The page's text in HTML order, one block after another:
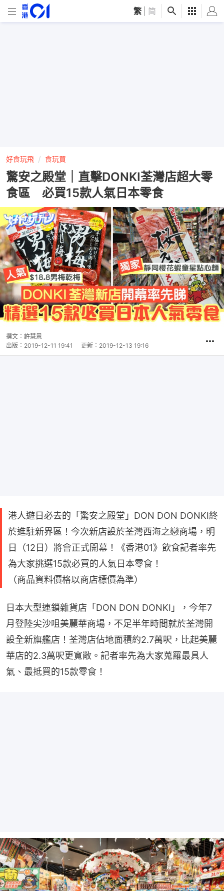
繁 简
好食玩飛 食玩買
驚安之殿堂｜直擊DONKI荃灣店超大零
食區 必買15款人氣日本零食
撰文： 許慧恩
出版： 2019-12-11 19:41 更新： 2019-12-13 19:16
港人遊日必去的「驚安之殿堂」DON DON DONKI終
於進駐新界區！今次新店設於荃灣西海之戀商場，明
日（12日）將會正式開幕！《香港01》飲食記者率先
為大家挑選15款必買的人氣日本零食！
（商品資料價格以商店標價為準）
日本大型連鎖雜貨店「DON DON DONKI」，今年7
月登陸尖沙咀美麗華商場，不足半年時間就於荃灣開
設全新旗艦店！荃灣店佔地面積約2.7萬呎，比起美麗
華店的2.3萬呎更寬敞。記者率先為大家蒐羅最具人
氣、最抵買的15款零食！